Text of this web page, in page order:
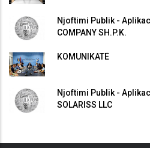
Njoftimi Publik -
COMPANY SH.P.K.
KOMUNIKATË
Njoftimi Publik -
SOLARISS LLC